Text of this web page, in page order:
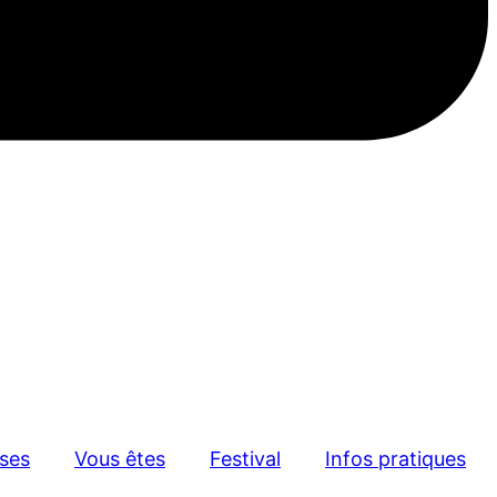
Vous êtes Festival Infos pratiques